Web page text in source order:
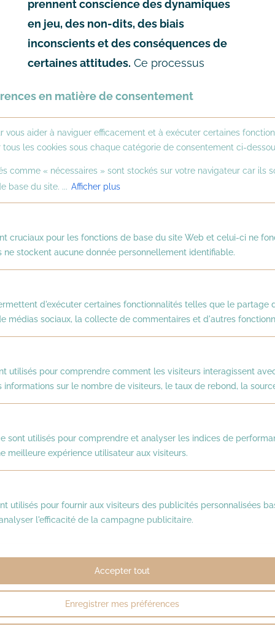
en matière de consentement
vous aider à naviguer efficacement et à exécuter certaines
les cookies sous chaque catégorie de consentement ci-
comme « nécessaires » sont stockés sur votre navigateur car ils
base du site. ... Afficher plus
cruciaux pour les fonctions de base du site Web et celui-ci ne
ne stockent aucune donnée personnellement identifiable.
d'exécuter certaines fonctionnalités telles que le partage
médias sociaux, la collecte de commentaires et d'autres
utilisés pour comprendre comment les visiteurs interagissent
informations sur le nombre de visiteurs, le taux de rebond, la
sont utilisés pour comprendre et analyser les indices de
meilleure expérience utilisateur aux visiteurs.
utilisés pour fournir aux visiteurs des publicités personnalisées
l'efficacité de la campagne publicitaire.
Enregistrer mes préférences
Accepter tout
prennent conscience des dynamiques
en jeu, des non-dits, des biais
inconscients et des conséquences de
certaines attitudes. Ce processus
provoquer un réel changement.
Un espace sécurisé pour
expérimenter sans risque
Tester une nouvelle posture
un conflit, oser s’affirmer face à une
situation injuste… Dans un cadre
peuvent être intimidantes. Le Théâtre
Forum en Entrepriseoffre un
environnement bienveillantoù chacun
jugement ou des conséquences. C’est
d’apprentissage.
favoriser la cohésion et
l’intelligence collective
Les sessions deThéâtre Forum
renforcent les liens entre
collaborateurs en leur permettant
d’échanger sur leurs ressentis, leurs